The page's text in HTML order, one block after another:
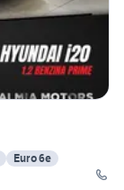
Euro 6e